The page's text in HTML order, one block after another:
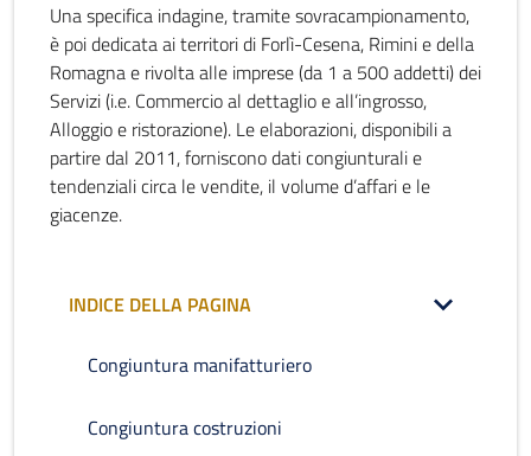
Una specifica indagine, tramite sovracampionamento,
è poi dedicata ai territori di Forlì-Cesena, Rimini e della
Romagna e rivolta alle imprese (da 1 a 500 addetti) dei
Servizi (i.e. Commercio al dettaglio e all’ingrosso,
Alloggio e ristorazione). Le elaborazioni, disponibili a
partire dal 2011, forniscono dati congiunturali e
tendenziali circa le vendite, il volume d’affari e le
giacenze.
INDICE DELLA PAGINA
Congiuntura manifatturiero
Congiuntura costruzioni